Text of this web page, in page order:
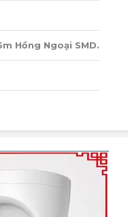
Hồng Ngoại SMD.